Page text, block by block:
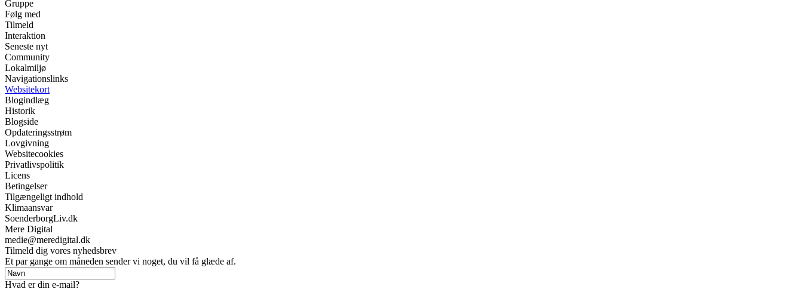
Gruppe
Følg med
Tilmeld
Interaktion
Seneste nyt
Community
Lokalmiljø
Navigationslinks
Websitekort
Blogindlæg
Historik
Blogside
Opdateringsstrøm
Lovgivning
Websitecookies
Privatlivspolitik
Licens
Betingelser
Tilgængeligt indhold
Klimaansvar
SoenderborgLiv.dk
Mere Digital
medie@meredigital.dk
Tilmeld dig vores nyhedsbrev
Et par gange om måneden sender vi noget, du vil få glæde af.
Hvad er din e-mail?